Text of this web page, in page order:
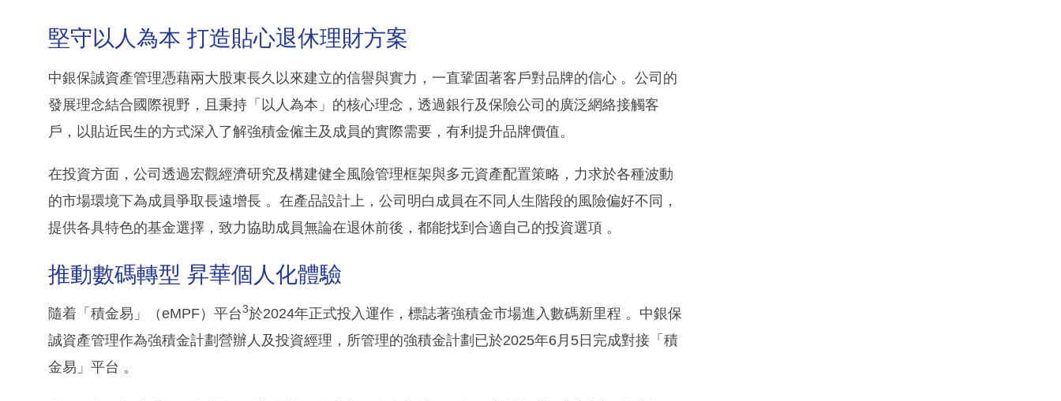
堅守以人為本 打造貼心退休理財方案
中銀保誠資產管理憑藉兩大股東長久以來建立的信譽與實力，一直鞏固著客戶對品牌的信心 。公司的
發展理念結合國際視野，且秉持「以人為本」的核心理念，透過銀行及保險公司的廣泛網絡接觸客
戶，以貼近民生的方式深入了解強積金僱主及成員的實際需要，有利提升品牌價值。
在投資方面，公司透過宏觀經濟研究及構建健全風險管理框架與多元資產配置策略，力求於各種波動
的市場環境下為成員爭取長遠增長 。在產品設計上，公司明白成員在不同人生階段的風險偏好不同，
提供各具特色的基金選擇，致力協助成員無論在退休前後，都能找到合適自己的投資選項 。
推動數碼轉型 昇華個人化體驗
隨着「積金易」（eMPF）平台3於2024年正式投入運作，標誌著強積金市場進入數碼新里程 。中銀保
誠資產管理作為強積金計劃營辦人及投資經理，所管理的強積金計劃已於2025年6月5日完成對接「積
金易」平台 。